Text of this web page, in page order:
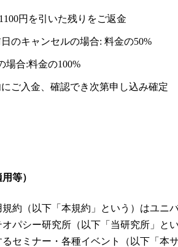
円を引いた残りをご返金
のキャンセルの場合: 料金の50%
場合:料金の100%
ご入金、確認でき次第申し込み確定
等）
約（以下「本規約」という）はユニ
パシー研究所（以下「当研究所」と
るセミナー・各種イベント（以下「本